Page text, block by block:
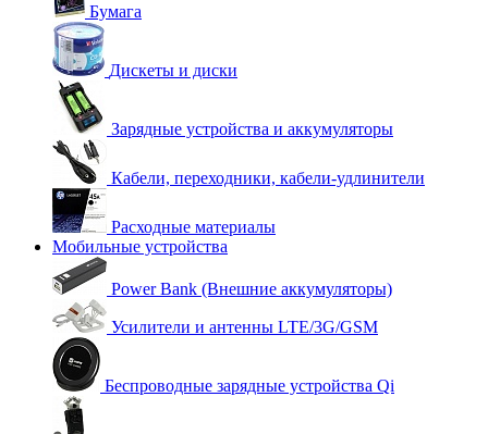
Бумага
Дискеты и диски
Зарядные устройства и аккумуляторы
Кабели, переходники, кабели-удлинители
Расходные материалы
Мобильные устройства
Power Bank (Внешние аккумуляторы)
Усилители и антенны LTE/3G/GSM
Беспроводные зарядные устройства Qi